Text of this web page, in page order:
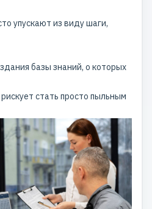
упускают из виду шаги,
базы знаний, о которых
стать просто пыльным